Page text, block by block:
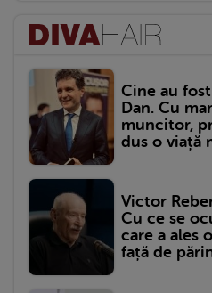
Cine au
Dan. Cu
muncitor,
dus o viață
Victor
Cu ce se
care a ales
față de